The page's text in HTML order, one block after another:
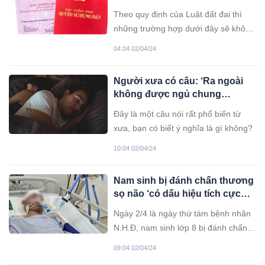
Theo quy định của Luật đất đai thì
những trường hợp dưới đây sẽ không
Sang tên sổ đỏ là hình thức đăng ký
biến động quyền sử dụng
04:04 02/04/24
Người xưa có câu: ‘Ra ngoài
không được ngủ chung
Đây là một câu nói rất phổ biến từ
xưa, bạn có biết ý nghĩa là gì không?
10:04 02/04/24
Nam sinh bị đánh chấn thương
sọ não ‘có dấu hiệu tích cực
Ngày 2/4 là ngày thứ tám bệnh nhân
N.H.Đ, nam sinh lớp 8 bị đánh chấn
09:04 02/04/24